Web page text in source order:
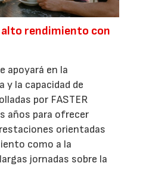
alto rendimiento con
apoyará en la
y la capacidad de
por FASTER
años para ofrecer
orientadas
como a la
jornadas sobre la